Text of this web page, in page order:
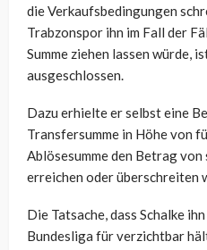
die Verkaufsbedingungen
Trabzonspor ihn im Fall der
Summe ziehen lassen würde,
ausgeschlossen.
Dazu erhielte er selbst eine
Transfersumme in Höhe von
Ablösesumme den Betrag
erreichen oder überschreiten
Die Tatsache, dass Schalke
Bundesliga für verzichtbar